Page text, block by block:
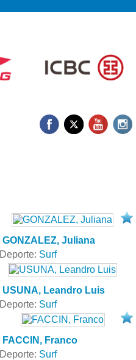
GONZALEZ, Juliana
Deporte: Surf
USUNA, Leandro Luis
Deporte: Surf
FACCIN, Franco
Deporte: Surf